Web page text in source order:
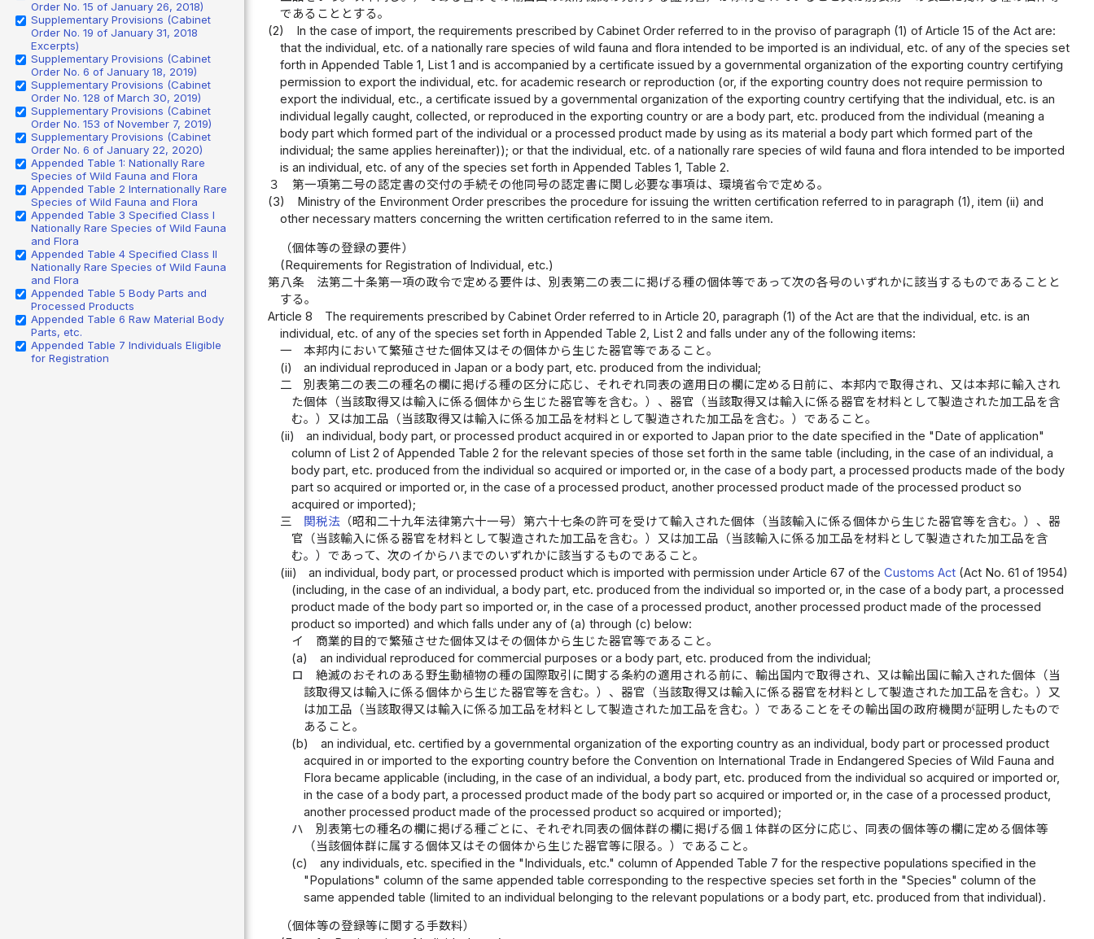
Order No. 15 of January 26, 2018)
Supplementary Provisions (Cabinet
Order No. 19 of January 31, 2018
Excerpts)
Supplementary Provisions (Cabinet
Order No. 6 of January 18, 2019)
Supplementary Provisions (Cabinet
Order No. 128 of March 30, 2019)
Supplementary Provisions (Cabinet
Order No. 153 of November 7, 2019)
Supplementary Provisions (Cabinet
Order No. 6 of January 22, 2020)
Appended Table 1: Nationally Rare
Species of Wild Fauna and Flora
Appended Table 2 Internationally Rare
Species of Wild Fauna and Flora
Appended Table 3 Specified Class I
Nationally Rare Species of Wild Fauna
and Flora
Appended Table 4 Specified Class II
Nationally Rare Species of Wild Fauna
and Flora
Appended Table 5 Body Parts and
Processed Products
Appended Table 6 Raw Material Body
Parts, etc.
Appended Table 7 Individuals Eligible
for Registration
であることとする。
(2)
In the case of import, the requirements prescribed by Cabinet Order referred to in the proviso of paragraph (1) of Article 15 of the Act are:
that the individual, etc. of a nationally rare species of wild fauna and flora intended to be imported is an individual, etc. of any of the species set
forth in Appended Table 1, List 1 and is accompanied by a certificate issued by a governmental organization of the exporting country certifying
permission to export the individual, etc. for academic research or reproduction (or, if the exporting country does not require permission to
export the individual, etc., a certificate issued by a governmental organization of the exporting country certifying that the individual, etc. is an
individual legally caught, collected, or reproduced in the exporting country or are a body part, etc. produced from the individual (meaning a
body part which formed part of the individual or a processed product made by using as its material a body part which formed part of the
individual; the same applies hereinafter)); or that the individual, etc. of a nationally rare species of wild fauna and flora intended to be imported
is an individual, etc. of any of the species set forth in Appended Tables 1, Table 2.
３
第一項第二号の認定書の交付の手続その他同号の認定書に関し必要な事項は、環境省令で定める。
(3)
Ministry of the Environment Order prescribes the procedure for issuing the written certification referred to in paragraph (1), item (ii) and
other necessary matters concerning the written certification referred to in the same item.
（個体等の登録の要件）
(Requirements for Registration of Individual, etc.)
第八条
法第二十条第一項の政令で定める要件は、別表第二の表二に掲げる種の個体等であって次の各号のいずれかに該当するものであることと
する。
Article 8
The requirements prescribed by Cabinet Order referred to in Article 20, paragraph (1) of the Act are that the individual, etc. is an
individual, etc. of any of the species set forth in Appended Table 2, List 2 and falls under any of the following items:
一
本邦内において繁殖させた個体又はその個体から生じた器官等であること。
(i)
an individual reproduced in Japan or a body part, etc. produced from the individual;
二
別表第二の表二の種名の欄に掲げる種の区分に応じ、それぞれ同表の適用日の欄に定める日前に、本邦内で取得され、又は本邦に輸入され
た個体（当該取得又は輸入に係る個体から生じた器官等を含む。）、器官（当該取得又は輸入に係る器官を材料として製造された加工品を含
む。）又は加工品（当該取得又は輸入に係る加工品を材料として製造された加工品を含む。）であること。
(ii)
an individual, body part, or processed product acquired in or exported to Japan prior to the date specified in the "Date of application"
column of List 2 of Appended Table 2 for the relevant species of those set forth in the same table (including, in the case of an individual, a
body part, etc. produced from the individual so acquired or imported or, in the case of a body part, a processed products made of the body
part so acquired or imported or, in the case of a processed product, another processed product made of the processed product so
acquired or imported);
三
関税法 （昭和二十九年法律第六十一号）第六十七条の許可を受けて輸入された個体（当該輸入に係る個体から生じた器官等を含む。）、器
官（当該輸入に係る器官を材料として製造された加工品を含む。）又は加工品（当該輸入に係る加工品を材料として製造された加工品を含
む。）であって、次のイからハまでのいずれかに該当するものであること。
(iii)
an individual, body part, or processed product which is imported with permission under Article 67 of theCustoms Act (Act No. 61 of 1954)
(including, in the case of an individual, a body part, etc. produced from the individual so imported or, in the case of a body part, a processed
product made of the body part so imported or, in the case of a processed product, another processed product made of the processed
product so imported) and which falls under any of (a) through (c) below:
イ
商業的目的で繁殖させた個体又はその個体から生じた器官等であること。
(a)
an individual reproduced for commercial purposes or a body part, etc. produced from the individual;
ロ
絶滅のおそれのある野生動植物の種の国際取引に関する条約の適用される前に、輸出国内で取得され、又は輸出国に輸入された個体（当
該取得又は輸入に係る個体から生じた器官等を含む。）、器官（当該取得又は輸入に係る器官を材料として製造された加工品を含む。）又
は加工品（当該取得又は輸入に係る加工品を材料として製造された加工品を含む。）であることをその輸出国の政府機関が証明したもので
あること。
(b)
an individual, etc. certified by a governmental organization of the exporting country as an individual, body part or processed product
acquired in or imported to the exporting country before the Convention on International Trade in Endangered Species of Wild Fauna and
Flora became applicable (including, in the case of an individual, a body part, etc. produced from the individual so acquired or imported or,
in the case of a body part, a processed product made of the body part so acquired or imported or, in the case of a processed product,
another processed product made of the processed product so acquired or imported);
ハ
別表第七の種名の欄に掲げる種ごとに、それぞれ同表の個体群の欄に掲げる個１体群の区分に応じ、同表の個体等の欄に定める個体等
（当該個体群に属する個体又はその個体から生じた器官等に限る。）であること。
(c)
any individuals, etc. specified in the "Individuals, etc." column of Appended Table 7 for the respective populations specified in the
"Populations" column of the same appended table corresponding to the respective species set forth in the "Species" column of the
same appended table (limited to an individual belonging to the relevant populations or a body part, etc. produced from that individual).
（個体等の登録等に関する手数料）